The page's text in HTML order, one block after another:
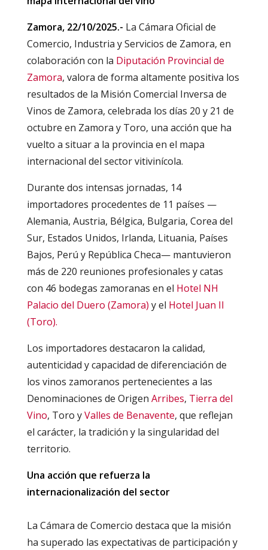
Zamora, 22/10/2025.- La Cámara Oficial de
Comercio, Industria y Servicios de Zamora, en
colaboración con la Diputación Provincial de
Zamora, valora de forma altamente positiva los
resultados de la Misión Comercial Inversa de
Vinos de Zamora, celebrada los días 20 y 21 de
octubre en Zamora y Toro, una acción que ha
vuelto a situar a la provincia en el mapa
internacional del sector vitivinícola.
Durante dos intensas jornadas, 14
importadores procedentes de 11 países —
Alemania, Austria, Bélgica, Bulgaria, Corea del
Sur, Estados Unidos, Irlanda, Lituania, Países
Bajos, Perú y República Checa— mantuvieron
más de 220 reuniones profesionales y catas
con 46 bodegas zamoranas en el Hotel NH
Palacio del Duero (Zamora) y el Hotel Juan II
(Toro).
Los importadores destacaron la calidad,
autenticidad y capacidad de diferenciación de
los vinos zamoranos pertenecientes a las
Denominaciones de Origen Arribes, Tierra del
Vino, Toro yValles de Benavente, que reflejan
el carácter, la tradición y la singularidad del
territorio.
Una acción que refuerza la
internacionalización del sector
La Cámara de Comercio destaca que la misión
ha superado las expectativas de participación y